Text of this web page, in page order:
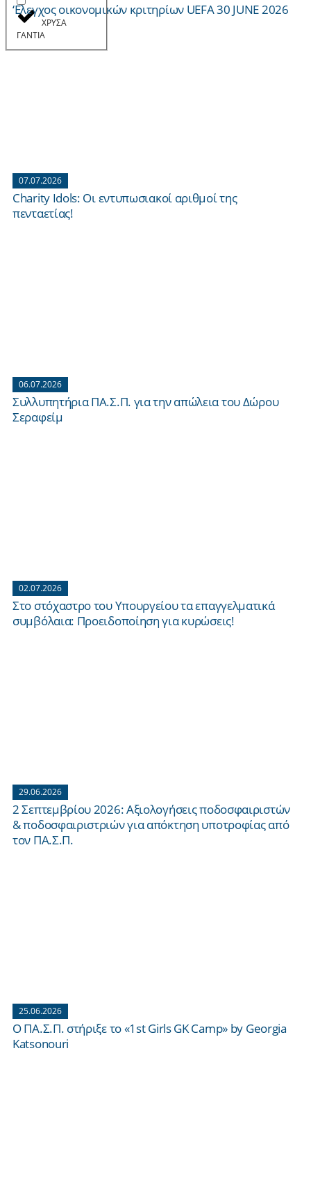
ΧΡΥΣΑ
ΓΑΝΤΙΑ
‘Ελεγχος οικονομικών κριτηρίων UEFA 30 JUNE 2026
07.07.2026
Charity Idols: Οι εντυπωσιακοί αριθμοί της
πενταετίας!
06.07.2026
Συλλυπητήρια ΠΑ.Σ.Π. για την απώλεια του Δώρου
Σεραφείμ
02.07.2026
Στο στόχαστρο του Υπουργείου τα επαγγελματικά
συμβόλαια: Προειδοποίηση για κυρώσεις!
29.06.2026
2 Σεπτεμβρίου 2026: Aξιολογήσεις ποδοσφαιριστών
& ποδοσφαιριστριών για απόκτηση υποτροφίας από
τον ΠΑ.Σ.Π.
25.06.2026
Ο ΠΑ.Σ.Π. στήριξε το «1st Girls GK Camp» by Georgia
Katsonouri